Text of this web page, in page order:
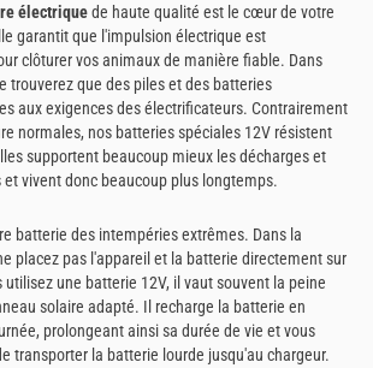
électriquede haute qualité est le cœur de votre
garantit que l'impulsion électrique est
clôturer vos animaux de manière fiable. Dans
trouverez que des piles et des batteries
aux exigences des électrificateurs. Contrairement
normales, nos batteries spéciales 12V résistent
supportent beaucoup mieux les décharges et
vivent donc beaucoup plus longtemps.
batterie des intempéries extrêmes. Dans la
placez pas l'appareil et la batterie directement sur
utilisez une batterie 12V, il vaut souvent la peine
solaire adapté. Il recharge la batterie en
prolongeant ainsi sa durée de vie et vous
transporter la batterie lourde jusqu'au chargeur.